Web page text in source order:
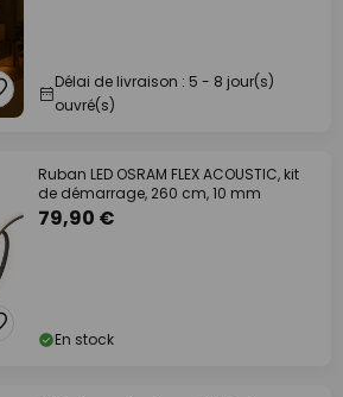
Délai de livraison : 5 - 8 jour(s)
ouvré(s)
Ruban LED OSRAM FLEX ACOUSTIC, kit
de démarrage, 260 cm, 10 mm
79,90 €
En stock